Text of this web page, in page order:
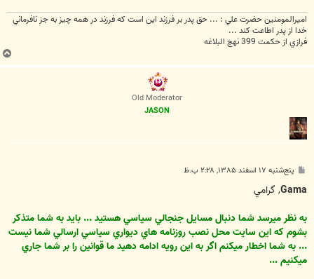
اميرالمومنين حضرت علي : ... حق پدر بر فرزند اين است كه فرزند در همه چيز به جز نافرماني
خدا از پدر اطاعت كند ...
فرازي از حكمت 399 نهج البلاغه
ب
ا
Old Moderator
JASON
پ
ت
پنج‌شنبه ۱۷ اسفند ۱۳۸۵, ۲:۲۸ ب.ظ
Gama, گرامي
به نظر ميرسد شما دنبال مسايل جنجالي سياسي هستيد ... بايد به شما متذكر
بشوم كه اين سايت محل نصب روزنامه هاي ديواري سياسي ارسالي شما نيست
... به شما اخطار ميكنم اگر به اين رويه ادامه دهيد ما قوانين را بر شما جاري
ميكنيم ...